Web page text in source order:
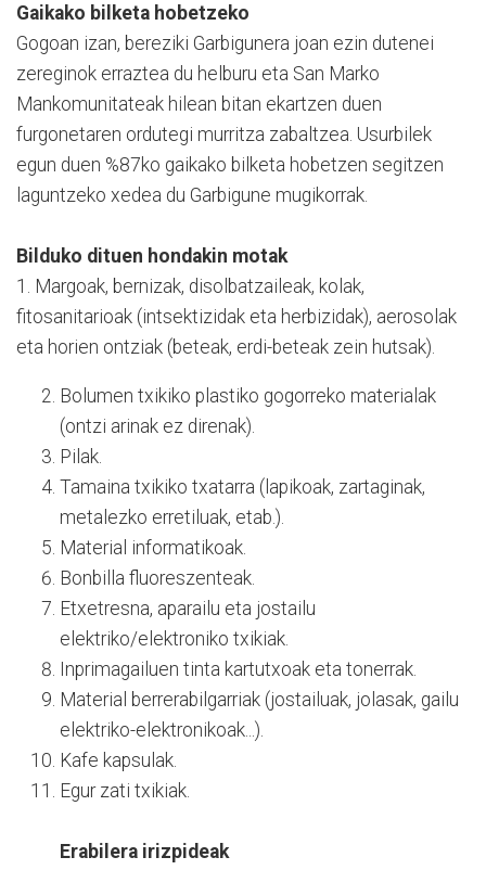
Gaikako bilketa hobetzeko
Gogoan izan, bereziki Garbigunera joan ezin dutenei
zereginok erraztea du helburu eta San Marko
Mankomunitateak hilean bitan ekartzen duen
furgonetaren ordutegi murritza zabaltzea. Usurbilek
egun duen %87ko gaikako bilketa hobetzen segitzen
laguntzeko xedea du Garbigune mugikorrak.
Bilduko dituen hondakin motak
1. Margoak, bernizak, disolbatzaileak, kolak,
fitosanitarioak (intsektizidak eta herbizidak), aerosolak
eta horien ontziak (beteak, erdi-beteak zein hutsak).
Bolumen txikiko plastiko gogorreko materialak
(ontzi arinak ez direnak).
Pilak.
Tamaina txikiko txatarra (lapikoak, zartaginak,
metalezko erretiluak, etab.).
Material informatikoak.
Bonbilla fluoreszenteak.
Etxetresna, aparailu eta jostailu
elektriko/elektroniko txikiak.
Inprimagailuen tinta kartutxoak eta tonerrak.
Material berrerabilgarriak (jostailuak, jolasak, gailu
elektriko-elektronikoak...).
Kafe kapsulak.
Egur zati txikiak.
Erabilera irizpideak